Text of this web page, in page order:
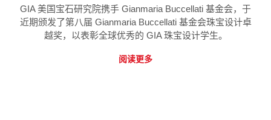
GIA 美国宝石研究院携手 Gianmaria Buccellati 基金会，于
近期颁发了第八届 Gianmaria Buccellati 基金会珠宝设计卓
越奖，以表彰全球优秀的 GIA 珠宝设计学生。
阅读更多